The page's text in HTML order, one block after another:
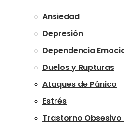
Ansiedad
Depresión
Dependencia
Duelos y Rupturas
Ataques de Pánico
Estrés
Trastorno